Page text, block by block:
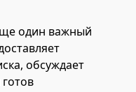
один важный
обсуждает